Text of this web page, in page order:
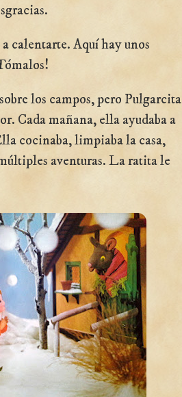
calentarte. Aquí hay unos
los campos, pero Pulgarcita
Cada mañana, ella ayudaba a
cocinaba, limpiaba la casa,
aventuras. La ratita le